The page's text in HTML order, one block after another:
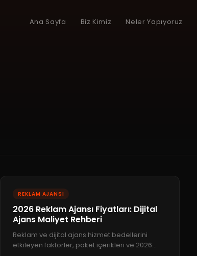
Ana Sayfa Biz Kimiz Neler Yapıyoruz
REKLAM AJANSI
2026 Reklam Ajansı Fiyatları: Dijital
Ajans Maliyet Rehberi
Reklam ve dijital ajans hizmet bedellerini
etkileyen faktörler, paket içerikleri ve 2026